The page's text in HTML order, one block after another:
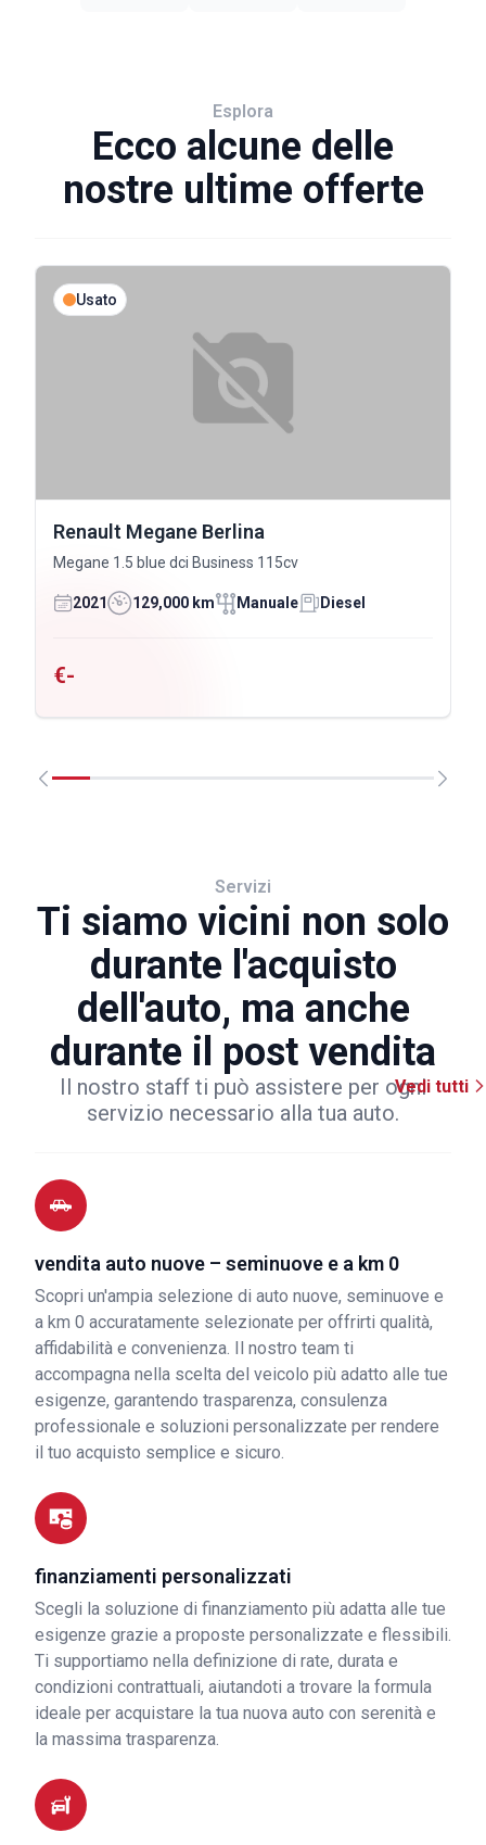
Esplora
Ecco alcune delle
nostre ultime offerte
Usato
Renault Megane Berlina
Megane 1.5 blue dci Business 115cv
2021 129,000 km Manuale Diesel
€-
Servizi
Ti siamo vicini non solo
durante l'acquisto
dell'auto, ma anche
durante il post vendita
Il nostro staff ti può assistere per ogni
servizio necessario alla tua auto.
Vedi tutti
vendita auto nuove – seminuove e a km 0
Scopri un'ampia selezione di auto nuove, seminuove e
a km 0 accuratamente selezionate per offrirti qualità,
affidabilità e convenienza. Il nostro team ti
accompagna nella scelta del veicolo più adatto alle tue
esigenze, garantendo trasparenza, consulenza
professionale e soluzioni personalizzate per rendere
il tuo acquisto semplice e sicuro.
finanziamenti personalizzati
Scegli la soluzione di finanziamento più adatta alle tue
esigenze grazie a proposte personalizzate e flessibili.
Ti supportiamo nella definizione di rate, durata e
condizioni contrattuali, aiutandoti a trovare la formula
ideale per acquistare la tua nuova auto con serenità e
la massima trasparenza.